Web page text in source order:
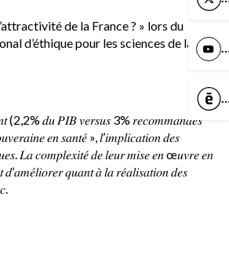
de la France ? » lors du
d’éthique pour les sciences de la vie
(2,2% 𝑑𝑢 𝑃𝐼𝐵 𝑣𝑒𝑟𝑠𝑢𝑠 3% 𝑟𝑒𝑐𝑜𝑚𝑚𝑎𝑛𝑑𝑒́𝑠
𝑒𝑛 𝑠𝑎𝑛𝑡𝑒́ », 𝑙’𝑖𝑚𝑝𝑙𝑖𝑐𝑎𝑡𝑖𝑜𝑛 𝑑𝑒𝑠
𝐿𝑎 𝑐𝑜𝑚𝑝𝑙𝑒𝑥𝑖𝑡𝑒́ 𝑑𝑒 𝑙𝑒𝑢𝑟 𝑚𝑖𝑠𝑒 𝑒𝑛 œ𝑢𝑣𝑟𝑒 𝑒𝑛
𝑞𝑢𝑎𝑛𝑡 𝑎̀ 𝑙𝑎 𝑟𝑒́𝑎𝑙𝑖𝑠𝑎𝑡𝑖𝑜𝑛 𝑑𝑒𝑠